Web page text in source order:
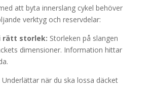
att byta innerslang cykel behöver
verktyg och reservdelar:
rätt storlek: Storleken på slangen
dimensioner. Information hittar
Underlättar när du ska lossa däcket